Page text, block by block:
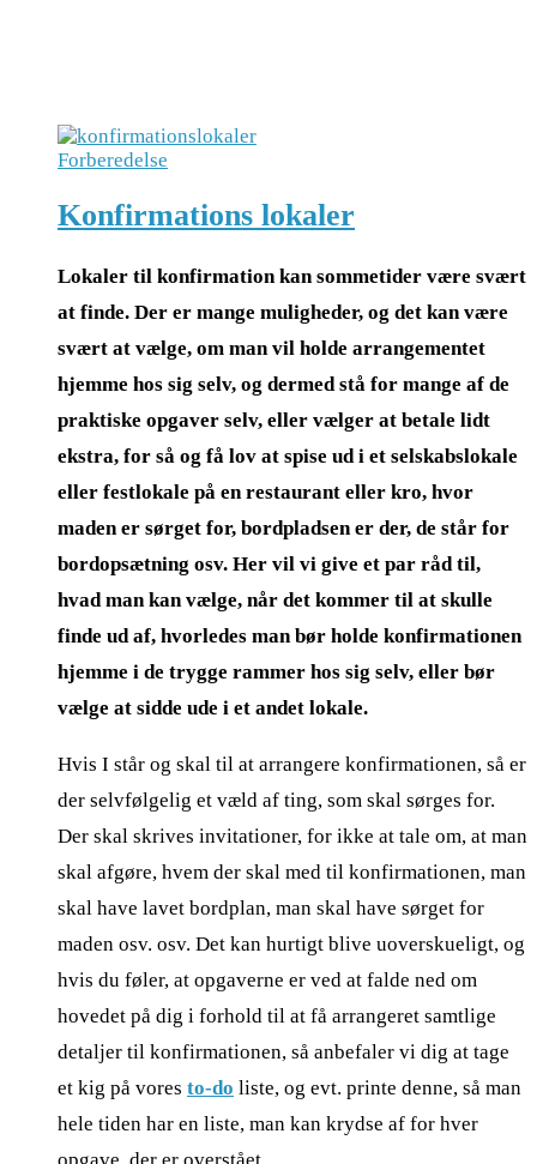
Forberedelse
Konfirmations lokaler
Lokaler til konfirmation kan sommetider være svært
at finde. Der er mange muligheder, og det kan være
svært at vælge, om man vil holde arrangementet
hjemme hos sig selv, og dermed stå for mange af de
praktiske opgaver selv, eller vælger at betale lidt
ekstra, for så og få lov at spise ud i et selskabslokale
eller festlokale på en restaurant eller kro, hvor
maden er sørget for, bordpladsen er der, de står for
bordopsætning osv. Her vil vi give et par råd til,
hvad man kan vælge, når det kommer til at skulle
finde ud af, hvorledes man bør holde konfirmationen
hjemme i de trygge rammer hos sig selv, eller bør
vælge at sidde ude i et andet lokale.
Hvis I står og skal til at arrangere konfirmationen, så er
der selvfølgelig et væld af ting, som skal sørges for.
Der skal skrives invitationer, for ikke at tale om, at man
skal afgøre, hvem der skal med til konfirmationen, man
skal have lavet bordplan, man skal have sørget for
maden osv. osv. Det kan hurtigt blive uoverskueligt, og
hvis du føler, at opgaverne er ved at falde ned om
hovedet på dig i forhold til at få arrangeret samtlige
detaljer til konfirmationen, så anbefaler vi dig at tage
et kig på vores to-do liste, og evt. printe denne, så man
hele tiden har en liste, man kan krydse af for hver